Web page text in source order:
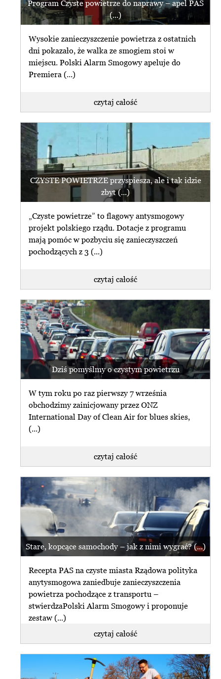
Program Czyste powietrze do naprawy – apel PAS
(...)
Wysokie zanieczyszczenie powietrza z ostatnich
dni pokazało, że walka ze smogiem stoi w
miejscu. Polski Alarm Smogowy apeluje do
Premiera (...)
czytaj całość
CZYSTE POWIETRZE przyspiesza, ale i tak idzie
zbyt (...)
„Czyste powietrze” to flagowy antysmogowy
projekt polskiego rządu. Dotacje z programu
mają pomóc w pozbyciu się zanieczyszczeń
pochodzących z 3 (...)
czytaj całość
Dziś pomyślmy o czystym powietrzu
W tym roku po raz pierwszy 7 września
obchodzimy zainicjowany przez ONZ
International Day of Clean Air for blues skies,
(...)
czytaj całość
Stare, kopcące samochody – jak z nimi wygrać? (...)
Recepta PAS na czyste miasta Rządowa polityka
anytysmogowa zaniedbuje zanieczyszczenia
powietrza pochodzące z transportu –
stwierdzaPolski Alarm Smogowy i proponuje
zestaw (...)
czytaj całość